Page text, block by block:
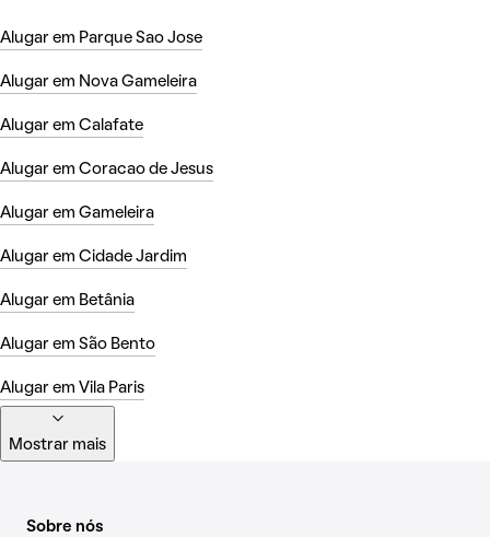
Alugar em Parque Sao Jose
Alugar em Nova Gameleira
Alugar em Calafate
Alugar em Coracao de Jesus
Alugar em Gameleira
Alugar em Cidade Jardim
Alugar em Betânia
Alugar em São Bento
Alugar em Vila Paris
Mostrar mais
Sobre nós